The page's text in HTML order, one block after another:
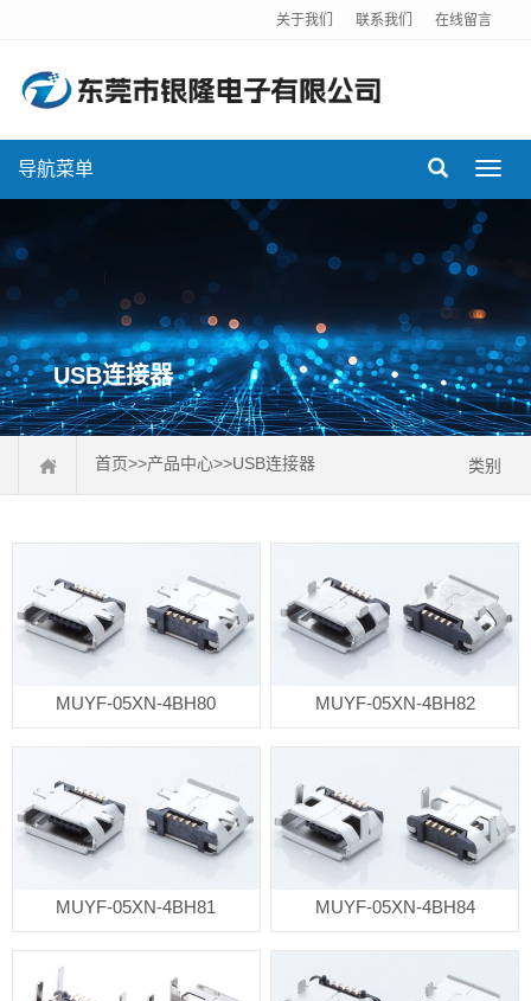
关于我们 联系我们 在线留言
导航菜单
USB连接器
首页>>产品中心>>USB连接器 类别
USB连接器 耳机插座 拨动开关 防水耳机插座
防水DC插座
MUYF-05XN-4BH80 MUYF-05XN-4BH82
MUYF-05XN-4BH81 MUYF-05XN-4BH84